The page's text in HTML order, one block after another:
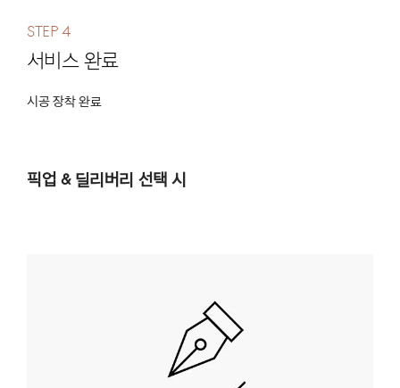
Step 4
서비스 완료
시공 장착 완료
픽업 & 딜리버리 선택 시